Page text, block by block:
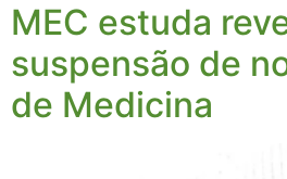
MEC estuda
suspensão de
de Medicina